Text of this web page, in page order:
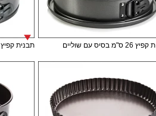
בסיס עם שוליים תבנית קפיץ 23 ס"מ